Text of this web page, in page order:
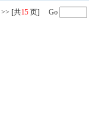
>> [共15 页] Go